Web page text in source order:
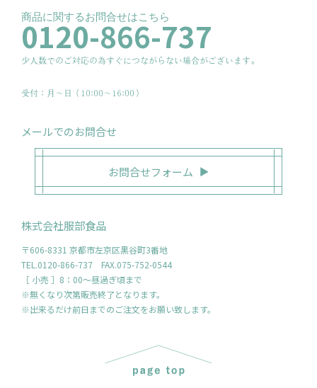
商品に関するお問合せはこちら
0120-866-737
少人数でのご対応の為すぐにつながらない場合がございます。
受付：月〜日（10:00～16:00）
メールでのお問合せ
お問合せフォーム
株式会社服部食品
〒606-8331 京都市左京区黒谷町3番地
TEL.0120-866-737 FAX.075-752-0544
［ 小売 ］8：00～昼過ぎ頃まで
※無くなり次第販売終了となります。
※出来るだけ前日までのご注文をお願い致します。